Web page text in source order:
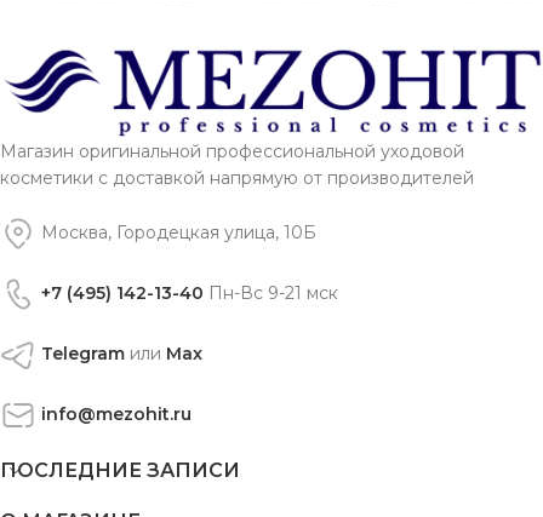
Магазин оригинальной профессиональной уходовой
косметики с доставкой напрямую от производителей
Москва, Городецкая улица, 10Б
+7 (495) 142-13-40 Пн-Вс 9-21 мск
Telegram или Max
info@mezohit.ru
ПОСЛЕДНИЕ ЗАПИСИ